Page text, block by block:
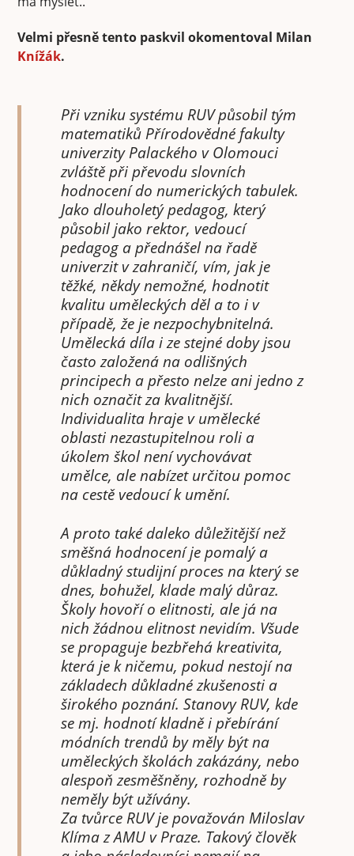
Velmi přesně tento paskvil okomentoval Milan
Knížák.
Při vzniku systému RUV působil tým
matematiků Přírodovědné fakulty
univerzity Palackého v Olomouci
zvláště při převodu slovních
hodnocení do numerických tabulek.
Jako dlouholetý pedagog, který
působil jako rektor, vedoucí
pedagog a přednášel na řadě
univerzit v zahraničí, vím, jak je
těžké, někdy nemožné, hodnotit
kvalitu uměleckých děl a to i v
případě, že je nezpochybnitelná.
Umělecká díla i ze stejné doby jsou
často založená na odlišných
principech a přesto nelze ani jedno z
nich označit za kvalitnější.
Individualita hraje v umělecké
oblasti nezastupitelnou roli a
úkolem škol není vychovávat
umělce, ale nabízet určitou pomoc
na cestě vedoucí k umění.
A proto také daleko důležitější než
směšná hodnocení je pomalý a
důkladný studijní proces na který se
dnes, bohužel, klade malý důraz.
Školy hovoří o elitnosti, ale já na
nich žádnou elitnost nevidím. Všude
se propaguje bezbřehá kreativita,
která je k ničemu, pokud nestojí na
základech důkladné zkušenosti a
širokého poznání. Stanovy RUV, kde
se mj. hodnotí kladně i přebírání
módních trendů by měly být na
uměleckých školách zakázány, nebo
alespoň zesměšněny, rozhodně by
neměly být užívány.
Za tvůrce RUV je považován Miloslav
Klíma z AMU v Praze. Takový člověk